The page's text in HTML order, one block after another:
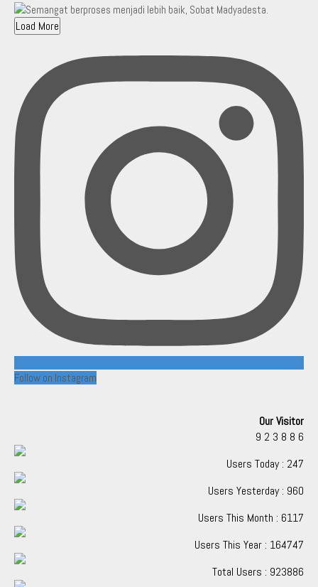
Load More
Follow on Instagram
Our Visitor
9 2 3 8 8 6
Users Today : 247
Users Yesterday : 960
Users This Month : 6117
Users This Year : 164747
Total Users : 923886